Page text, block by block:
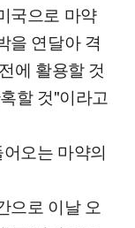
국으로 마약
을 연달아 격
에 활용할 것
할 것"이라고
오는 마약의
으로 이날 오